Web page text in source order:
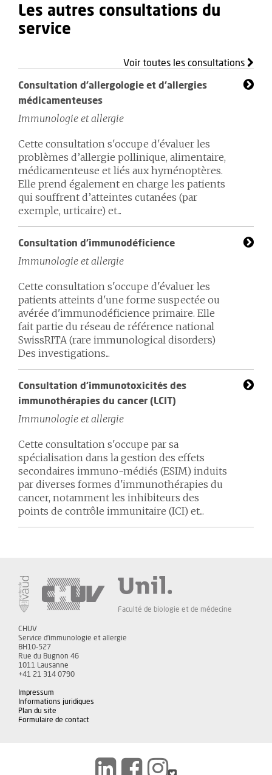
Les autres consultations du
service
Voir toutes les consultations
Consultation d'allergologie et d'allergies
médicamenteuses
Immunologie et allergie
Cette consultation s'occupe d'évaluer les
problèmes d’allergie pollinique, alimentaire,
médicamenteuse et liés aux hyménoptères.
Elle prend également en charge les patients
qui souffrent d’atteintes cutanées (par
exemple, urticaire) et...
Consultation d'immunodéficience
Immunologie et allergie
Cette consultation s'occupe d'évaluer les
patients atteints d'une forme suspectée ou
avérée d'immunodéficience primaire. Elle
fait partie du réseau de référence national
SwissRITA (rare immunological disorders)
Des investigations...
Consultation d'immunotoxicités des
immunothérapies du cancer (LCIT)
Immunologie et allergie
Cette consultation s'occupe par sa
spécialisation dans la gestion des effets
secondaires immuno-médiés (ESIM) induits
par diverses formes d'immunothérapies du
cancer, notamment les inhibiteurs des
points de contrôle immunitaire (ICI) et...
Faculté de biologie et de médecine
CHUV
Service d'immunologie et allergie
BH10-527
Rue du Bugnon 46
1011 Lausanne
+41 21 314 0790
Impressum
Informations juridiques
Plan du site
Formulaire de contact